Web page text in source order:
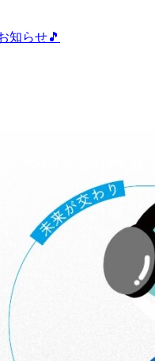
知らせ🎵